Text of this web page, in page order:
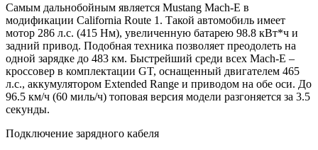
Самым дальнобойным является Mustang Mach-E в
модификации California Route 1. Такой автомобиль имеет
мотор 286 л.с. (415 Нм), увеличенную батарею 98.8 кВт*ч и
задний привод. Подобная техника позволяет преодолеть на
одной зарядке до 483 км. Быстрейший среди всех Mach-E –
кроссовер в комплектации GT, оснащенный двигателем 465
л.с., аккумулятором Extended Range и приводом на обе оси. До
96.5 км/ч (60 миль/ч) топовая версия модели разгоняется за 3.5
секунды.
Подключение зарядного кабеля